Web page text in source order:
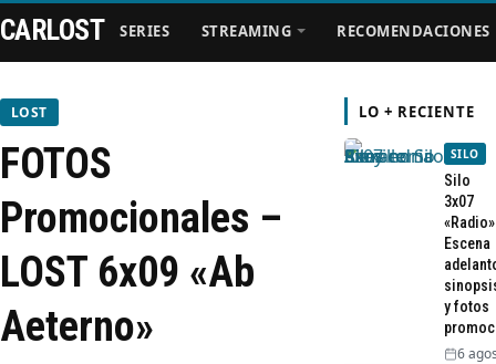
Series
Streaming
Recomendaciones
CARLOST SERIES STREAMING RECOMENDACIONES
LOST
FOTOS
Promocionales –
LOST 6x09 «Ab
Aeterno»
LO + RECIENTE
SILO
Silo
3x07
Escena
y fotos
6